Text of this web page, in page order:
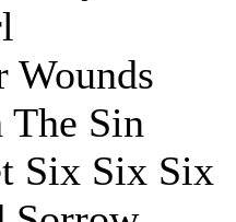
Wounds
The Sin
Six Six Six